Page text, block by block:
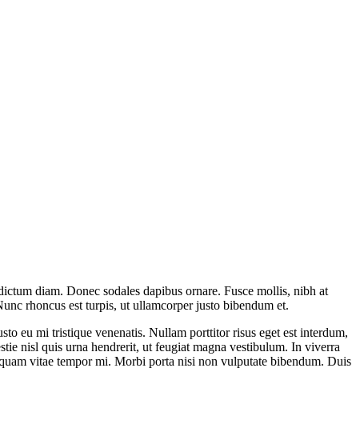
diam. Donec sodales dapibus ornare. Fusce mollis, nibh at
rhoncus est turpis, ut ullamcorper justo bibendum et.
eu mi tristique venenatis. Nullam porttitor risus eget est interdum,
nisl quis urna hendrerit, ut feugiat magna vestibulum. In viverra
vitae tempor mi. Morbi porta nisi non vulputate bibendum. Duis